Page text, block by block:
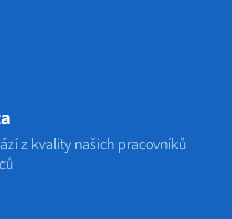
z kvality našich pracovníků